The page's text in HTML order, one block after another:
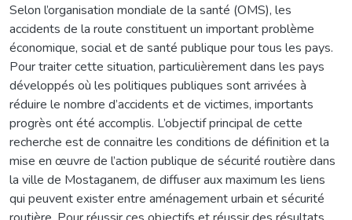
Selon l’organisation mondiale de la santé (OMS), les
accidents de la route constituent un important problème
économique, social et de santé publique pour tous les pays.
Pour traiter cette situation, particulièrement dans les pays
développés où les politiques publiques sont arrivées à
réduire le nombre d’accidents et de victimes, importants
progrès ont été accomplis. L’objectif principal de cette
recherche est de connaitre les conditions de définition et la
mise en œuvre de l’action publique de sécurité routière dans
la ville de Mostaganem, de diffuser aux maximum les liens
qui peuvent exister entre aménagement urbain et sécurité